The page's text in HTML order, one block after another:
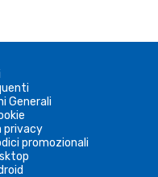
Generali
privacy
promozionali